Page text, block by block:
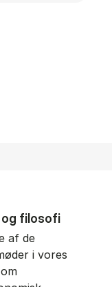
Ad­min­is­tra­tion and
og fi­lo­so­fi
af de
i vores